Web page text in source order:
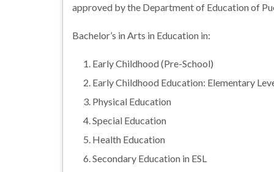
approved by the Department of Education of
Bachelor’s in Arts in Education in:
Early Childhood (Pre-School)
Early Childhood Education: Elementary
Physical Education
Special Education
Health Education
Secondary Education in ESL